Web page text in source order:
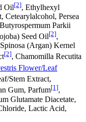
Oil[2], Ethylhexyl
Cetearylalcohol, Persea
Parkii
Seed Oil[2],
(Argan) Kernel
[2], Chamomilla Recutita
Flower/Leaf
Stem Extract,
Gum, Parfum[1],
Glutamate Diacetate,
Lactic Acid,